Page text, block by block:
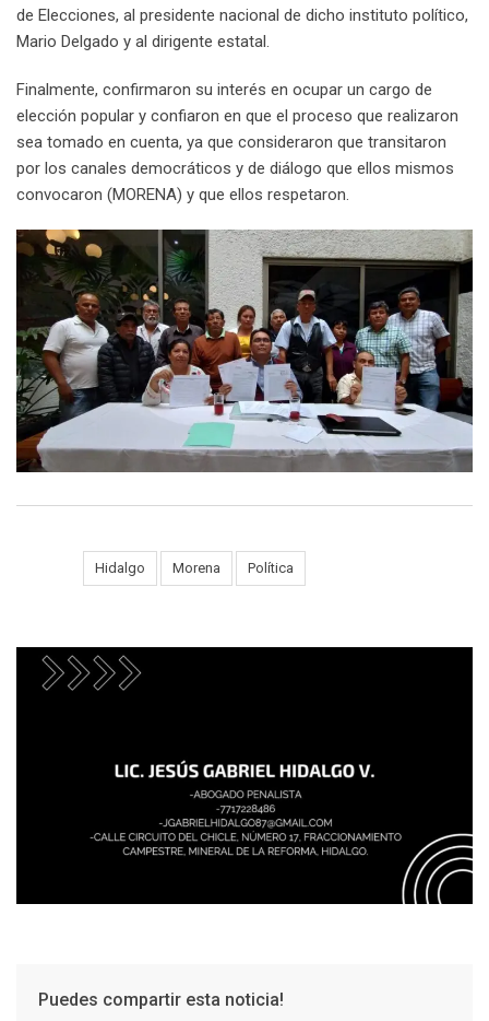
de Elecciones, al presidente nacional de dicho instituto político,
Mario Delgado y al dirigente estatal.
Finalmente, confirmaron su interés en ocupar un cargo de
elección popular y confiaron en que el proceso que realizaron
sea tomado en cuenta, ya que consideraron que transitaron
por los canales democráticos y de diálogo que ellos mismos
convocaron (MORENA) y que ellos respetaron.
Hidalgo Morena Política
Puedes compartir esta noticia!